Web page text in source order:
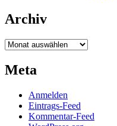
Archiv
Archiv
Meta
Anmelden
Eintrags-Feed
Kommentar-Feed